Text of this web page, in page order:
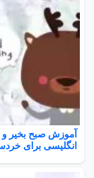
آموزش صبح بخیر و
انگلیسی برای